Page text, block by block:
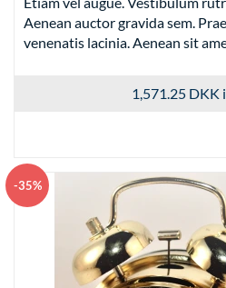
Aenean auctor gravida sem.
venenatis lacinia. Aenean sit
1,571.25 DKK
-35%